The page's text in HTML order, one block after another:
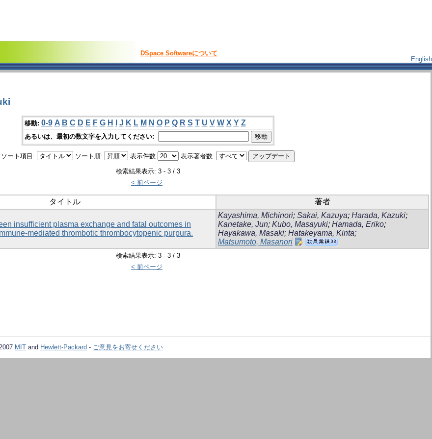
DSpace Softwareについて
English
移動: 0-9 A B C D E F G H J K L M N O P Q R S T U V W X Y Z
あるいは、最初の数文字を入力してください:
ソート項目: ソート順: 表示件数 表示著者数:
検索結果表示: 3 - 3 / 3
< 前ページ
タイトル 著者
insufficient plasma exchange and fatal outcomes in
mediated thrombotic thrombocytopenic purpura.
Kayashima, Michinori; Sakai, Kazuya; Harada, Kazuki;
Kanetake, Jun; Kubo, Masayuki; Hamada, Eriko;
Hayakawa, Masaki; Hatakeyama, Kinta;
Matsumoto, Masanori
検索結果表示: 3 - 3 / 3
< 前ページ
MIT and Hewlett-Packard - ご意見をお寄せください